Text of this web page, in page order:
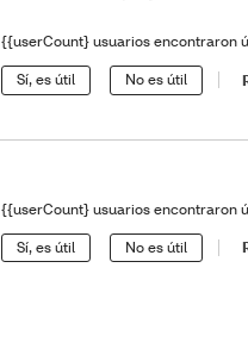
{{userCount} usuarios encontraron
Sí, es útil No es útil
{{userCount} usuarios encontraron
Sí, es útil No es útil